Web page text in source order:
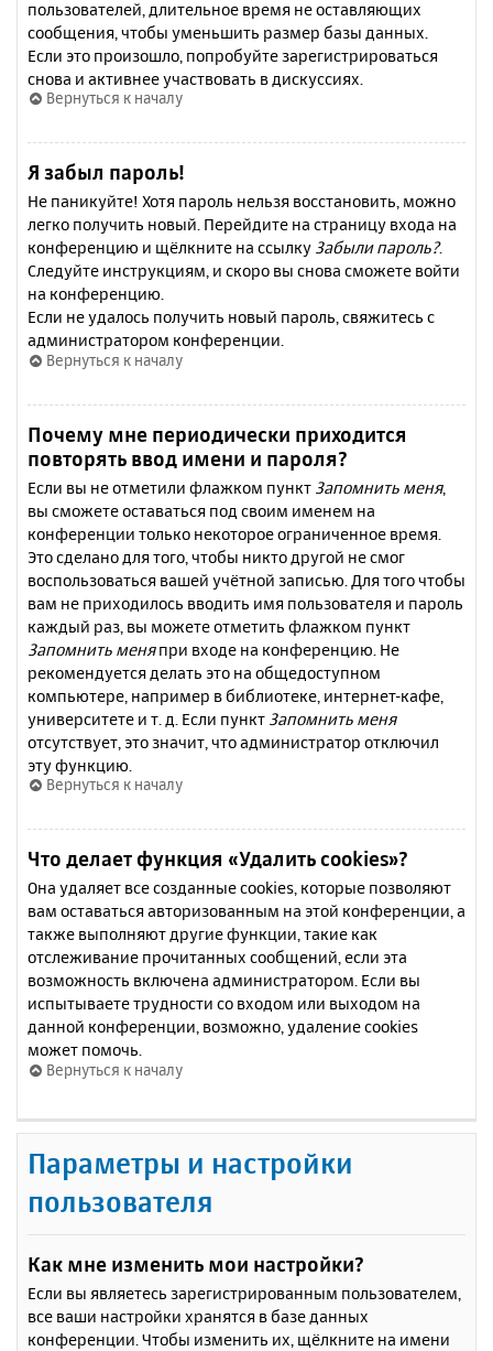
пользователей, длительное время не оставляющих
сообщения, чтобы уменьшить размер базы данных.
Если это произошло, попробуйте зарегистрироваться
снова и активнее участвовать в дискуссиях.
Вернуться к началу
Я забыл пароль!
Не паникуйте! Хотя пароль нельзя восстановить, можно
легко получить новый. Перейдите на страницу входа на
конференцию и щёлкните на ссылку Забыли пароль?.
Следуйте инструкциям, и скоро вы снова сможете войти
на конференцию.
Если не удалось получить новый пароль, свяжитесь с
администратором конференции.
Вернуться к началу
Почему мне периодически приходится
повторять ввод имени и пароля?
Если вы не отметили флажком пункт Запомнить меня,
вы сможете оставаться под своим именем на
конференции только некоторое ограниченное время.
Это сделано для того, чтобы никто другой не смог
воспользоваться вашей учётной записью. Для того чтобы
вам не приходилось вводить имя пользователя и пароль
каждый раз, вы можете отметить флажком пункт
Запомнить меняпри входе на конференцию. Не
рекомендуется делать это на общедоступном
компьютере, например в библиотеке, интернет-кафе,
университете и т. д. Если пункт Запомнить меня
отсутствует, это значит, что администратор отключил
эту функцию.
Вернуться к началу
Что делает функция «Удалить cookies»?
Она удаляет все созданные cookies, которые позволяют
вам оставаться авторизованным на этой конференции, а
также выполняют другие функции, такие как
отслеживание прочитанных сообщений, если эта
возможность включена администратором. Если вы
испытываете трудности со входом или выходом на
данной конференции, возможно, удаление cookies
может помочь.
Вернуться к началу
Параметры и настройки
пользователя
Как мне изменить мои настройки?
Если вы являетесь зарегистрированным пользователем,
все ваши настройки хранятся в базе данных
конференции. Чтобы изменить их, щёлкните на имени